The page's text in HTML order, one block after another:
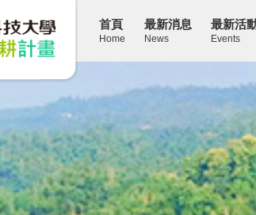
首頁
Home
最新消息
News
最新活
Events